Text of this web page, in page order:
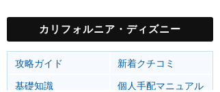
カリフォルニア・ディズニー
攻略ガイド
新着クチコミ
基礎知識
個人手配マニュアル